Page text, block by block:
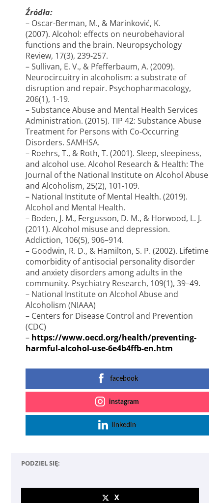
Źródła:
– Oscar-Berman, M., & Marinković, K.
(2007). Alcohol: effects on neurobehavioral
functions and the brain. Neuropsychology
Review, 17(3), 239-257.
– Sullivan, E. V., & Pfefferbaum, A. (2009).
Neurocircuitry in alcoholism: a substrate of
disruption and repair. Psychopharmacology,
206(1), 1-19.
– Substance Abuse and Mental Health Services
Administration. (2015). TIP 42: Substance Abuse
Treatment for Persons with Co-Occurring
Disorders. SAMHSA.
– Roehrs, T., & Roth, T. (2001). Sleep, sleepiness,
and alcohol use. Alcohol Research & Health: The
Journal of the National Institute on Alcohol Abuse
and Alcoholism, 25(2), 101-109.
– National Institute of Mental Health. (2019).
Alcohol and Mental Health.
– Boden, J. M., Fergusson, D. M., & Horwood, L. J.
(2011). Alcohol misuse and depression.
Addiction, 106(5), 906–914.
– Goodwin, R. D., & Hamilton, S. P. (2002). Lifetime
comorbidity of antisocial personality disorder
and anxiety disorders among adults in the
community. Psychiatry Research, 109(1), 39–49.
– National Institute on Alcohol Abuse and
Alcoholism (NIAAA)
– Centers for Disease Control and Prevention
(CDC)
– https://www.oecd.org/health/preventing-
harmful-alcohol-use-6e4b4ffb-en.htm
facebook
instagram
linkedin
PODZIEL SIĘ:
X